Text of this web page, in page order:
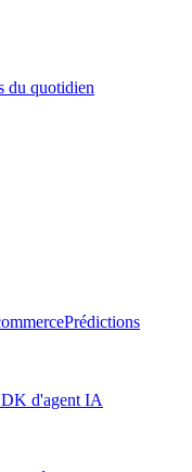
du quotidien
Prédictions
d'agent IA